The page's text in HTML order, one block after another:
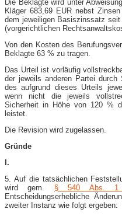
Die Beklagte wird unter
Kläger 683,69 EUR nebst
dem jeweiligen Basiszinssatz
(vorgerichtlichen
Von den Kosten des
Beklagte 63 % zu tragen.
Das Urteil ist vorläufig
der jeweils anderen Partei
des aufgrund dieses Urteils
wenn nicht die jeweils
Sicherheit in Höhe von 120 %
leistet.
Die Revision wird zugelassen.
Gründe
I.
5. Auf die tatsächlichen
wird gem. § 540 Abs.
Entscheidungserhebliche
zweiter Instanz wie folgt ergeben: